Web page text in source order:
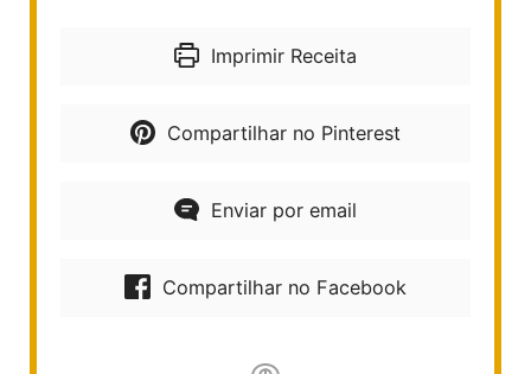
Imprimir Receita
Compartilhar no Pinterest
Enviar por email
Compartilhar no Facebook